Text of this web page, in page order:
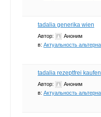
tadalia generika wien
Автор:
Аноним
в: Актуальность
tadalia rezeptfrei kaufen
Автор:
Аноним
в: Актуальность